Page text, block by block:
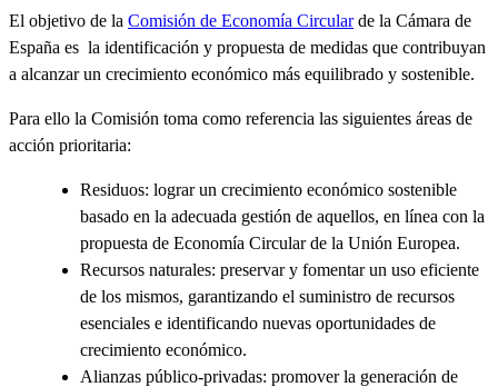
El objetivo de la Comisión de Economía Circularde la Cámara de
España es la identificación y propuesta de medidas que contribuyan
a alcanzar un crecimiento económico más equilibrado y sostenible.
Para ello la Comisión toma como referencia las siguientes áreas de
acción prioritaria:
Residuos: lograr un crecimiento económico sostenible
basado en la adecuada gestión de aquellos, en línea con la
propuesta de Economía Circular de la Unión Europea.
Recursos naturales: preservar y fomentar un uso eficiente
de los mismos, garantizando el suministro de recursos
esenciales e identificando nuevas oportunidades de
crecimiento económico.
Alianzas público-privadas: promover la generación de